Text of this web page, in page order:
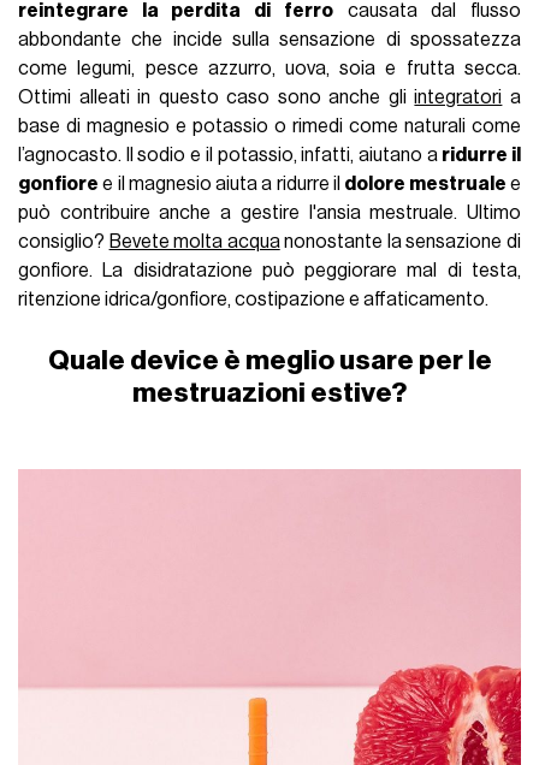
reintegrare la perdita di ferrocausata dal flusso
abbondante che incide sulla sensazione di spossatezza
come legumi, pesce azzurro, uova, soia e frutta secca.
Ottimi alleati in questo caso sono anche gliintegratori a
base di magnesio e potassio o rimedi come naturali come
l’agnocasto. Il sodio e il potassio, infatti, aiutano a ridurre il
gonfiore e il magnesio aiuta a ridurre il dolore mestruale e
può contribuire anche a gestire l'ansia mestruale. Ultimo
consiglio? Bevete molta acquanonostante la sensazione di
gonfiore. La disidratazione può peggiorare mal di testa,
ritenzione idrica/gonfiore, costipazione e affaticamento.
Quale device è meglio usare per le
mestruazioni estive?